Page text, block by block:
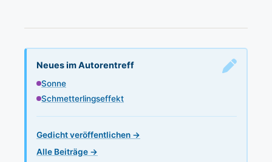
Neues im Autorentreff
Sonne
Schmetterlingseffekt
Gedicht veröffentlichen →
Alle Beiträge →